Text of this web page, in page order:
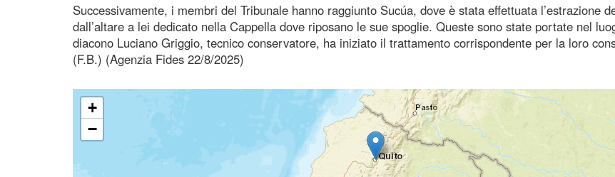
Successivamente, i membri del Tribunale hanno raggiunto Sucúa, dove è stata effettuata l’estrazione
dall’altare a lei dedicato nella Cappella dove riposano le sue spoglie. Queste sono state portate nel
diacono Luciano Griggio, tecnico conservatore, ha iniziato il trattamento corrispondente per la loro
(F.B.) (Agenzia Fides 22/8/2025)
+
−